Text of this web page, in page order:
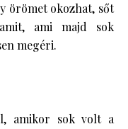
örömet okozhat, sőt
ami majd sok
megéri.
amikor sok volt a